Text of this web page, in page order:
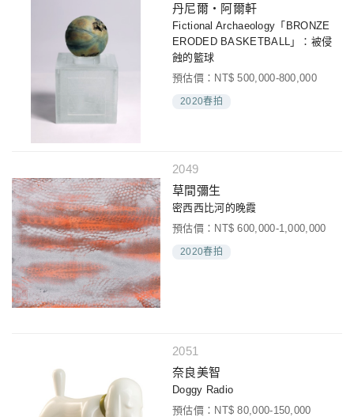
丹尼爾‧阿爾軒
Fictional Archaeology「BRONZE
ERODED BASKETBALL」：被侵
蝕的籃球
預估價：NT$ 500,000-800,000
2020春拍
2049
草間彌生
密西西比河的晚霞
預估價：NT$ 600,000-1,000,000
2020春拍
2051
奈良美智
Doggy Radio
預估價：NT$ 80,000-150,000